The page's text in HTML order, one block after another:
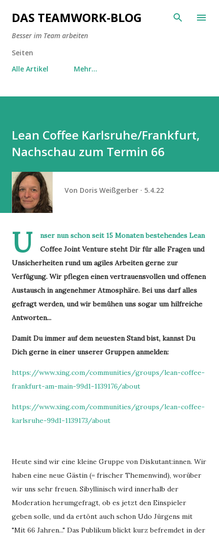
Direkt zum Hauptbereich
DAS TEAMWORK-BLOG
Besser im Team arbeiten
Seiten
Alle Artikel
Mehr…
Lean Coffee Karlsruhe/Frankfurt,
Nachschau zum Termin 66
Von Doris Weißgerber 5.4.22
U
nser nun schon seit 15 Monaten bestehendes Lean
Coffee Joint Venture steht Dir für alle Fragen und
Unsicherheiten rund um agiles Arbeiten gerne zur
Verfügung. Wir pflegen einen vertrauensvollen und offenen
Austausch in angenehmer Atmosphäre. Bei uns darf alles
gefragt werden, und wir bemühen uns sogar um hilfreiche
Antworten...
Damit Du immer auf dem neuesten Stand bist, kannst Du
Dich gerne in einer unserer Gruppen anmelden:
https://www.xing.com/communities/groups/lean-coffee-
frankfurt-am-main-99d1-1139176/about
https://www.xing.com/communities/groups/lean-coffee-
karlsruhe-99d1-1139173/about
Heute sind wir eine kleine Gruppe von Diskutant:innen. Wir
haben eine neue Gästin (= frischer Themenwind), worüber
wir uns sehr freuen. Sibyllinisch wird innerhalb der
Moderation herumgefragt, ob es jetzt den Einspieler
geben solle, und da ertönt auch schon Udo Jürgens mit
"Mit 66 Jahren..." Das Publikum blickt kurz befremdet in der